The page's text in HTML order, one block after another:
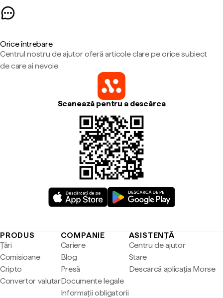
Orice întrebare
Centrul nostru de ajutor oferă articole clare pe orice subiect
de care ai nevoie.
Scanează pentru a descărca
PRODUS
Țări
Comisioane
Cripto
Convertor valutar
COMPANIE
Cariere
Blog
Presă
Documente legale
Informații obligatorii
ASISTENȚĂ
Centru de ajutor
Stare
Descarcă aplicația Morse